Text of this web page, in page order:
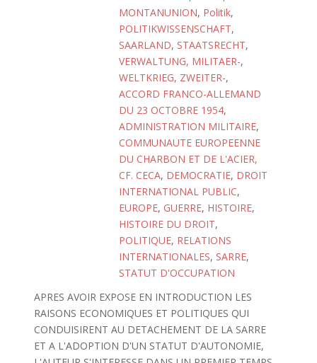
MONTANUNION, Politik,
POLITIKWISSENSCHAFT,
SAARLAND, STAATSRECHT,
VERWALTUNG, MILITAER-,
WELTKRIEG, ZWEITER-,
ACCORD FRANCO-ALLEMAND
DU 23 OCTOBRE 1954,
ADMINISTRATION MILITAIRE,
COMMUNAUTE EUROPEENNE
DU CHARBON ET DE L'ACIER,
CF. CECA, DEMOCRATIE, DROIT
INTERNATIONAL PUBLIC,
EUROPE, GUERRE, HISTOIRE,
HISTOIRE DU DROIT,
POLITIQUE, RELATIONS
INTERNATIONALES, SARRE,
STATUT D'OCCUPATION
APRES AVOIR EXPOSE EN INTRODUCTION LES
RAISONS ECONOMIQUES ET POLITIQUES QUI
CONDUISIRENT AU DETACHEMENT DE LA SARRE
ET A L'ADOPTION D'UN STATUT D'AUTONOMIE,